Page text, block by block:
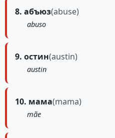
8. абъюз(abuse)
abuso
9. остин(austin)
austin
10. мама(mama)
mãe